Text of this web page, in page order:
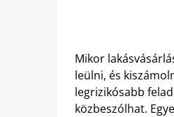
Mikor
leülni, és
legrizikósabb
közbeszólhat.